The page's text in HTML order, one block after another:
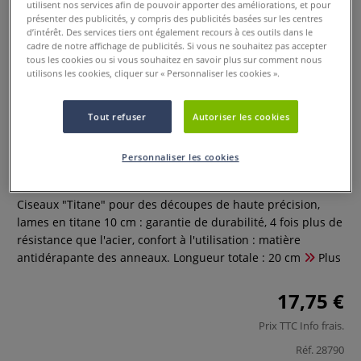
Ciseaux titane
Ciseaux "Titane" pour des découpes de haute précision,
lames en titane 10 cm : garantie de durabilité, 4 fois plus de
résistance que l'acier, confort à l'utilisation : matière
antidérapante des anneaux. Longueur totale : 20 cm
Plus
17,75 €
Prix TTC Info frais.
Réf.28790
utilisent nos services afin de pouvoir apporter des améliorations, et pour
présenter des publicités, y compris des publicités basées sur les centres
d’intérêt. Des services tiers ont également recours à ces outils dans le
cadre de notre affichage de publicités. Si vous ne souhaitez pas accepter
tous les cookies ou si vous souhaitez en savoir plus sur comment nous
utilisons les cookies, cliquer sur « Personnaliser les cookies ».
Tout refuser Autoriser les cookies
Personnaliser les cookies